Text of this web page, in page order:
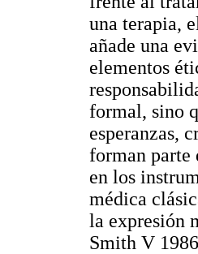
una terapia,
añade una
elementos
formal, sino
esperanzas,
forman parte
en los
médica
la expresión
Smith V